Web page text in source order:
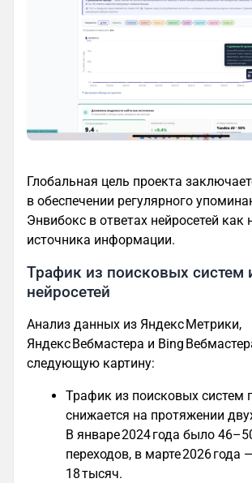
Глобальная цель проекта
в обеспечении регулярного
Энвибокс в ответах нейросетей как
источника информации.
Трафик из поисковых систем
нейросетей
Анализ данных из Яндекс Метрики,
Яндекс Вебмастера и Bing
следующую картину:
Трафик из поисковых систем
снижается на протяжении
В январе 2024 года было
переходов, в марте 2026 года
18 тысяч.